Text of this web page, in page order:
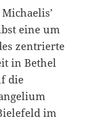
eine um
zentrierte
in Bethel
die
im